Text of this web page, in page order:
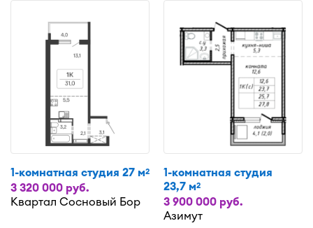
1-комнатная студия 27 м2
3 320 000 руб.
Квартал Сосновый Бор
1-комнатная студия
23,7 м2
3 900 000 руб.
Азимут